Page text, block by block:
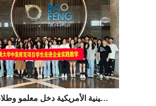
"التعلم بالممارسة، الحديث عن المستقبل" - جامعة جيمي الصينية الأمريكية دخل معلمو وطلاب برنامج CUKE إلى مجموعة Baofeng